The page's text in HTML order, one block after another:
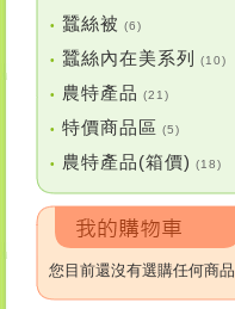
• 蠶絲被 (6)
• 蠶絲內在美系列 (10)
• 農特產品 (21)
• 特價商品區 (5)
• 農特產品(箱價) (18)
您目前還沒有選購任何商品